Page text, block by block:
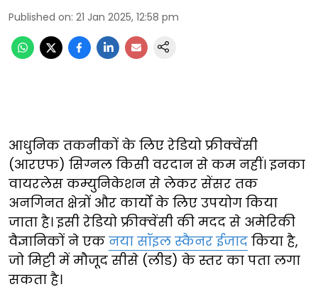
Published on: 21 Jan 2025, 12:58 pm
आधुनिक तकनीकों के लिए रेडियो फ्रीक्वेंसी
(आरएफ) सिग्नल किसी वरदान से कम नहीं। इनका
वायरलेस कम्युनिकेशन से लेकर सेंसर तक
अनगिनत क्षेत्रों और कार्यों के लिए उपयोग किया
जाता है। इसी रेडियो फ्रीक्वेंसी की मदद से अमेरिकी
वैज्ञानिकों ने एक नया सॉइल स्कैनर ईजाद किया है,
जो मिट्टी में मौजूद सीसे (लीड) के स्तर का पता लगा
सकता है।